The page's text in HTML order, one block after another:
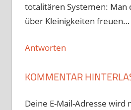
totalitären Systemen: Man
über Kleinigkeiten freuen…
Antworten
KOMMENTAR
Deine E-Mail-Adresse wird